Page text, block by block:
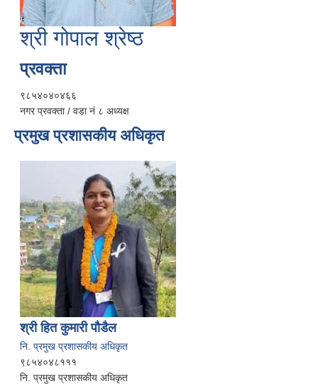
श्री गोपाल श्रेष्ठ
प्रवक्ता
९८५४०४०४६६
नगर प्रवक्ता / वडा नं ८ अध्यक्ष
प्रमुख प्रशासकीय अधिकृत
श्री हित कुमारी पौडैल
नि. प्रमुख प्रशासकीय अधिकृत
९८५४०४८१११
नि. प्रमुख प्रशासकीय अधिकृत